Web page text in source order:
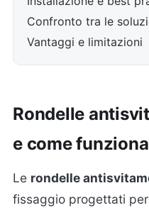
Confronto tra le
Vantaggi e limitazioni
Rondelle
e come
Le rondelle
fissaggio progettati